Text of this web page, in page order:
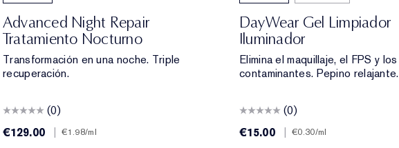
Advanced Night Repair
Tratamiento Nocturno
Transformación en una noche. Triple
recuperación.
(0)
€129.00
€1.98/ml
DayWear Gel Limpiador
Iluminador
Elimina el maquillaje, el FPS y los
contaminantes. Pepino relajante.
(0)
€15.00
€0.30/ml